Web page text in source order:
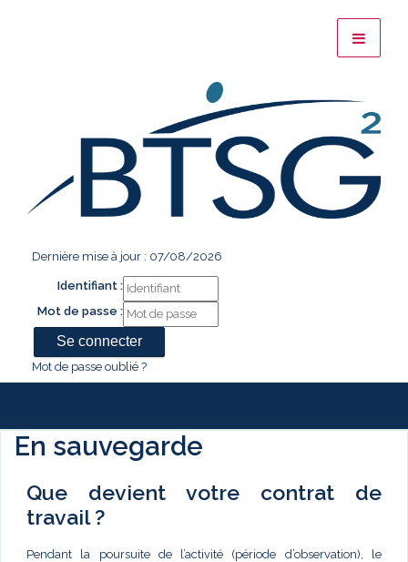
Dernière mise à jour : 07/08/2026
Identifiant :
Mot de passe :
Mot de passe oublié ?
En sauvegarde
Que devient votre contrat de
travail ?
Pendant la poursuite de l’activité (période d’observation), le